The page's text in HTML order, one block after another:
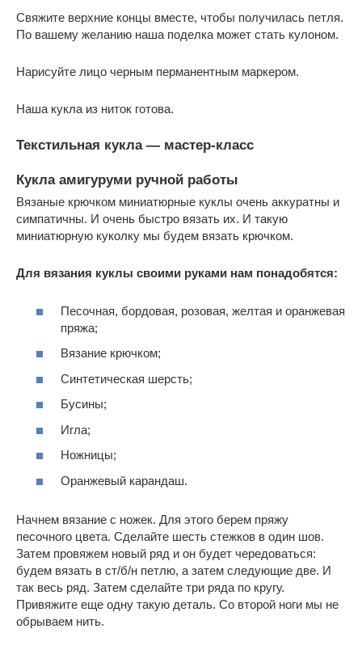
Свяжите верхние концы вместе, чтобы получилась петля.
По вашему желанию наша поделка может стать кулоном.
Нарисуйте лицо черным перманентным маркером.
Наша кукла из ниток готова.
Текстильная кукла — мастер-класс
Кукла амигуруми ручной работы
Вязаные крючком миниатюрные куклы очень аккуратны и
симпатичны. И очень быстро вязать их. И такую
миниатюрную куколку мы будем вязать крючком.
Для вязания куклы своими руками нам понадобятся:
Песочная, бордовая, розовая, желтая и оранжевая
пряжа;
Вязание крючком;
Синтетическая шерсть;
Бусины;
Игла;
Ножницы;
Оранжевый карандаш.
Начнем вязание с ножек. Для этого берем пряжу
песочного цвета. Сделайте шесть стежков в один шов.
Затем провяжем новый ряд и он будет чередоваться:
будем вязать в ст/б/н петлю, а затем следующие две. И
так весь ряд. Затем сделайте три ряда по кругу.
Привяжите еще одну такую деталь. Со второй ноги мы не
обрываем нить.